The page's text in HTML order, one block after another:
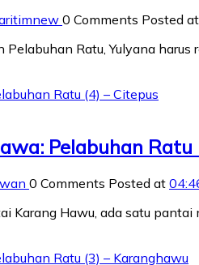
0 Comments Posted at
Pelabuhan Ratu, Yulyana
Pelabuhan Ratu
0 Comments Posted at
Karang Hawu, ada satu